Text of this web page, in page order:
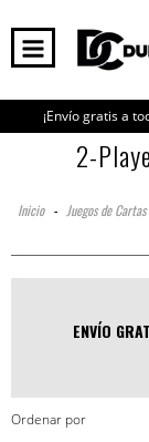
¡Envío gratis a
2-
Inicio - Juegos de
ENVÍO
Ordenar por